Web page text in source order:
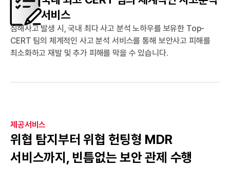
서비스
침해사고 발생 시, 국내 최다 사고 분석 노하우를 보유한 Top-
CERT 팀의 체계적인 사고 분석 서비스를 통해 보안사고 피해를
최소화하고 재발 및 추가 피해를 막을 수 있습니다.
제공서비스
위협 탐지부터 위협 헌팅형 MDR
서비스까지, 빈틈없는 보안 관제 수행